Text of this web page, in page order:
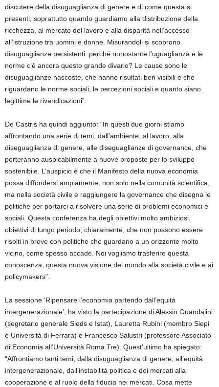
discutere della disuguaglianza di genere e di come questa si
presenti, soprattutto quando guardiamo alla distribuzione della
ricchezza, al mercato del lavoro e alla disparità nell’accesso
all’istruzione tra uomini e donne. Misurandoli si scoprono
disuguaglianze persistenti: perché nonostante l’uguaglianza e le
norme c’è ancora questo grande divario? Le cause sono le
disuguaglianze nascoste, che hanno risultati ben visibili e che
riguardano le norme sociali, le percezioni sociali e quanto siano
legittime le rivendicazioni”.
De Castris ha quindi aggiunto: “In questi due giorni stiamo
affrontando una serie di temi, dall’ambiente, al lavoro, alla
diseguaglianza di genere, alle diseguaglianze di governance, che
porteranno auspicabilmente a nuove proposte per lo sviluppo
sostenibile. L’auspicio è che il Manifesto della nuova economia
possa diffondersi ampiamente, non solo nella comunità scientifica,
ma nella società civile e raggiungere la governance che disegna le
politiche per portarci a risolvere una serie di problemi economici e
sociali. Questa conferenza ha degli obiettivi molto ambiziosi,
obiettivi di lungo periodo, chiaramente, che non possono essere
risolti in breve con politiche che guardano a un orizzonte molto
vicino, come spesso accade. Noi vogliamo trasferire questa
conoscenza, questa nuova visione del mondo alla società civile e ai
policymakers”.
La sessione ‘Ripensare l’economia partendo dall’equità
intergenerazionale’, ha visto la partecipazione di Alessio Guandalini
(segretario generale Sieds e Istat), Lauretta Rubini (membro Siepi
e Università di Ferrara) e Francesco Salustri (professore Associato
di Economia all’Università Roma Tre). Quest’ultimo ha spiegato:
“Affrontiamo tanti temi, dalla disuguaglianza di genere, all’equità
intergenerazionale, dall’instabilità politica e dei mercati alla
cooperazione e al ruolo della fiducia nei mercati. Cosa mette